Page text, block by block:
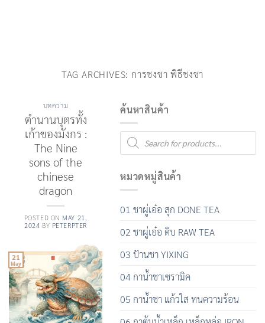
TAG ARCHIVES: การชงชา พิธีชงชา
บทความ
ตำนานบุตรทั้ง
เก้าของมังกร :
The Nine
sons of the
chinese
dragon
POSTED ON MAY 21,
2024 BY PETERPTER
21
May
ค้นหาสินค้า
Products
search
หมวดหมู่สินค้า
01 ชาผู่เอ๋อ สุก DONE TEA
02 ชาผู่เอ๋อ ดิบ RAW TEA
03 ป้านชา YIXING
04 กาน้ำชาเซรามิค
05 กาน้ำชา แก้วใส ทนความร้อน